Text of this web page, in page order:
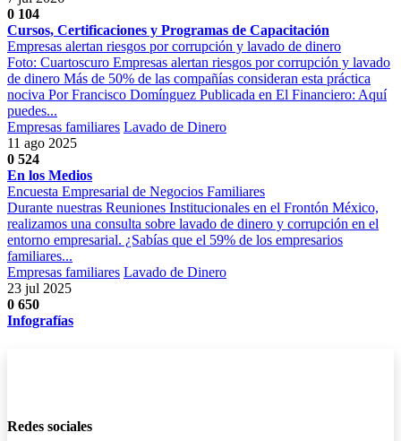
0 104
Cursos, Certificaciones y Programas de Capacitación
Empresas alertan riesgos por corrupción y lavado de dinero
Foto: Cuartoscuro Empresas alertan riesgos por corrupción y lavado
de dinero Más de 50% de las compañías consideran esta práctica
nociva Por Francisco Domínguez Publicada en El Financiero: Aquí
puedes...
Empresas familiares Lavado de Dinero
11 ago 2025
0 524
En los Medios
Encuesta Empresarial de Negocios Familiares
Durante nuestras Reuniones Institucionales en el Frontón México,
realizamos una consulta sobre lavado de dinero y corrupción en el
entorno empresarial. ¿Sabías que el 59% de los empresarios
familiares...
Empresas familiares Lavado de Dinero
23 jul 2025
0 650
Infografías
Redes sociales